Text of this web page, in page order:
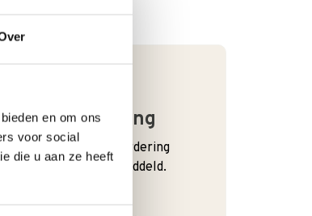
en om ons
voor social
die u aan ze heeft
waardering
krijgen een goede waardering
Onze klanten. 9+ gemiddeld.